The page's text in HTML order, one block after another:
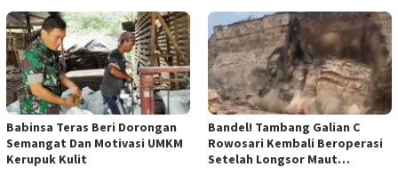
Anggaran
Babinsa Teras Beri Dorongan
Semangat Dan Motivasi UMKM
Kerupuk Kulit
Bandel! Tambang Galian C
Rowosari Kembali Beroperasi
Setelah Longsor Maut